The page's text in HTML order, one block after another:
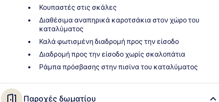
Κουπαστές στις σκάλες
Διαθέσιμα αναπηρικά καροτσάκια στον χώρο του
καταλύματος
Καλά φωτισμένη διαδρομή προς την είσοδο
Διαδρομή προς την είσοδο χωρίς σκαλοπάτια
Ράμπα πρόσβασης στην πισίνα του καταλύματος
Παροχές δωματίου